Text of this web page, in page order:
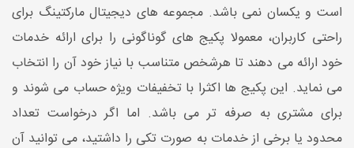
است و یکسان نمی باشد. مجموعه های دیجیتال مارکتینگ برای
راحتی کاربران، معمولا پکیج های گوناگونی را برای ارائه خدمات
خود ارائه می دهند تا هرشخص متناسب با نیاز خود آن را انتخاب
می نماید. این پکیج ها اکثرا با تخفیفات ویژه حساب می شوند و
برای مشتری به صرفه تر می باشد. اما اگر درخواست تعداد
محدود یا برخی از خدمات به صورت تکی را داشتید، می توانید آن